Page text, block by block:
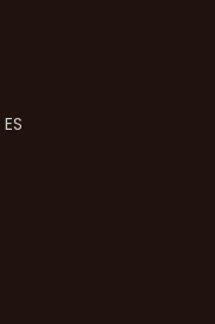
ES